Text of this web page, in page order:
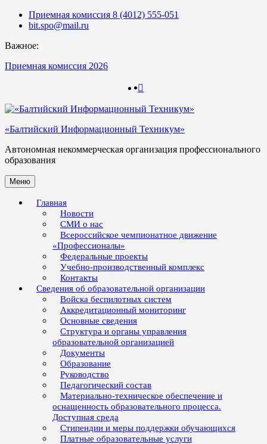
Skip
Приемная комиссия 8 (4012) 555-051
bit.spo@mail.ru
Важное:
Приемная комиссия 2026
«Балтийский Информационный Техникум»
Автономная некоммерческая организация профессионального
образования
Меню
Главная
Новости
СМИ о нас
Всероссийское чемпионатное движение
«Профессионалы»
Федеральные проекты
Учебно-производственный комплекс
Контакты
Сведения об образовательной организации
Войска беспилотных систем
Аккредитационный мониторинг
Основные сведения
Структура и органы управления
образовательной организацией
Документы
Образование
Руководство
Педагогический состав
Материально-техническое обеспечение и
оснащенность образовательного процесса.
Доступная среда
Стипендии и меры поддержки обучающихся
Платные образовательные услуги